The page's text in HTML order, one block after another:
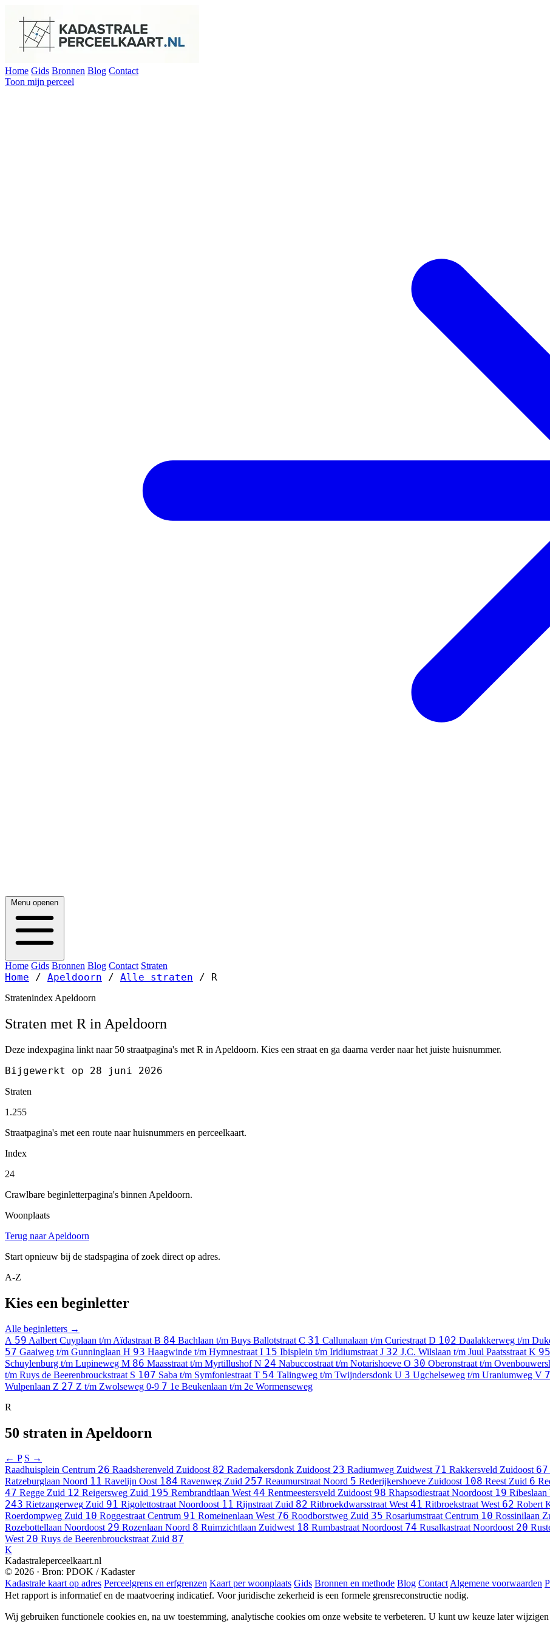
Home Gids Bronnen Blog Contact
Toon mijn perceel
Menu openen
Home Gids Bronnen Blog Contact Straten
Home / Apeldoorn / Alle straten / R
Stratenindex Apeldoorn
Straten met R in Apeldoorn
Deze indexpagina linkt naar 50 straatpagina's met R in Apeldoorn. Kies een straat en ga daarna verder naar het juiste huisnummer.
Bijgewerkt op 28 juni 2026
Straten
1.255
Straatpagina's met een route naar huisnummers en perceelkaart.
Index
24
Crawlbare beginletterpagina's binnen Apeldoorn.
Woonplaats
Terug naar Apeldoorn
Start opnieuw bij de stadspagina of zoek direct op adres.
A-Z
Kies een beginletter
Alle beginletters →
A 59 Aalbert Cuyplaan t/m Aïdastraat B 84 Bachlaan t/m Buys Ballotstraat C 31 Callunalaan t/m Curiestraat D 102 Daalakkerweg t/m
57 Gaaiweg t/m Gunninglaan H 93 Haagwinde t/m Hymnestraat I 15 Ibisplein t/m Iridiumstraat J 32 J.C. Wilslaan t/m Juul Paatsstraat K 95
Schuylenburg t/m Lupineweg M 86 Maasstraat t/m MyrtillushofN 24 Nabuccostraat t/m Notarishoeve O 30 Oberonstraat t/m
t/m Ruys de Beerenbrouckstraat S 107 Saba t/m Symfoniestraat T 54 Talingweg t/m Twijndersdonk U 3 Ugchelseweg t/m Uraniumweg V
Wulpenlaan Z 27 Z t/m Zwolseweg 0-9 7 1e Beukenlaan t/m 2e Wormenseweg
R
50 straten in Apeldoorn
← P S →
Raadhuisplein Centrum 26 Raadsherenveld Zuidoost 82 Rademakersdonk Zuidoost 23 Radiumweg Zuidwest 71 Rakkersveld Zuidoost 67
Ratzeburglaan Noord 11 Ravelijn Oost 184 Ravenweg Zuid 257 Reaumurstraat Noord 5 Rederijkershoeve Zuidoost 108 Reest Zuid 6
47 Regge Zuid 12 Reigersweg Zuid 195 Rembrandtlaan West 44 Rentmeestersveld Zuidoost 98 Rhapsodiestraat Noordoost 19 Ribeslaan
243 Rietzangerweg Zuid 91 Rigolettostraat Noordoost 11 Rijnstraat Zuid 82 Ritbroekdwarsstraat West 41 Ritbroekstraat West 62 Robert
Roerdompweg Zuid 10 Roggestraat Centrum 91 Romeinenlaan West 76 Roodborstweg Zuid 35 Rosariumstraat Centrum 10 Rossinilaan
Rozebottellaan Noordoost 29 Rozenlaan Noord 8 Ruimzichtlaan Zuidwest 18 Rumbastraat Noordoost 74 Rusalkastraat Noordoost 20
West 20 Ruys de Beerenbrouckstraat Zuid 87
K
Kadastraleperceelkaart.nl
© 2026 · Bron: PDOK / Kadaster
Kadastrale kaart op adres Perceelgrens en erfgrenzen Kaart per woonplaats Gids Bronnen en methode Blog ContactAlgemene voorwaarden
Het rapport is informatief en de maatvoering indicatief. Voor juridische zekerheid is een formele grensreconstructie nodig.
Wij gebruiken functionele cookies en, na uw toestemming, analytische cookies om onze website te verbeteren. U kunt uw keuze later